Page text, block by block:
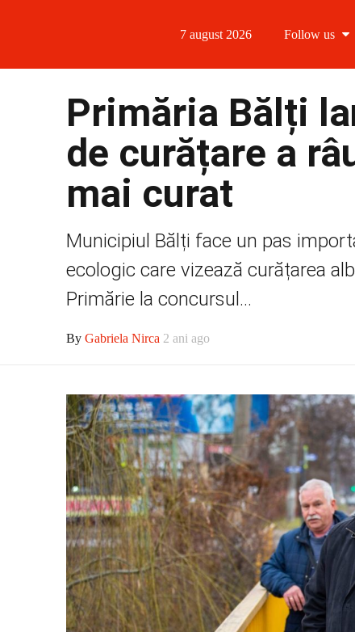
7 august 2026 Follow us
Follow
Primăria Bălți
de curățare a
mai curat
Municipiul Bălți face un pas
ecologic care vizează curățarea
Primărie la concursul...
By Gabriela Nirca 2 ani ago